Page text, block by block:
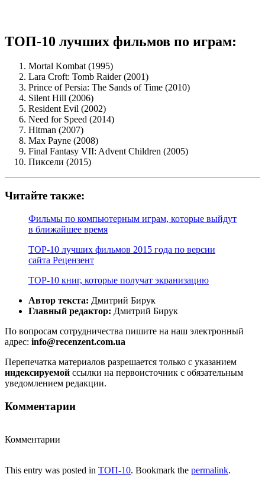
ТОП-10 лучших фильмов по играм:
Mortal Kombat (1995)
Lara Croft: Tomb Raider (2001)
Prince of Persia: The Sands of Time (2010)
Silent Hill (2006)
Resident Evil (2002)
Need for Speed (2014)
Hitman (2007)
Max Payne (2008)
Final Fantasy VII: Advent Children (2005)
Пиксели (2015)
Читайте также:
Фильмы по компьютерным играм, которые выйдут
в ближайшее время
TOP-10 лучших фильмов 2015 года по версии
сайта Рецензент
TOP-10 книг, которые получат экранизацию
Автор текста: Дмитрий Бирук
Главный редактор: Дмитрий Бирук
По вопросам сотрудничества пишите на наш электронный
адрес: info@recenzent.com.ua
Перепечатка материалов разрешается только с указанием
индексируемой ссылки на первоисточник с обязательным
уведомлением редакции.
Комментарии
Комментарии
This entry was posted in ТОП-10. Bookmark the permalink.